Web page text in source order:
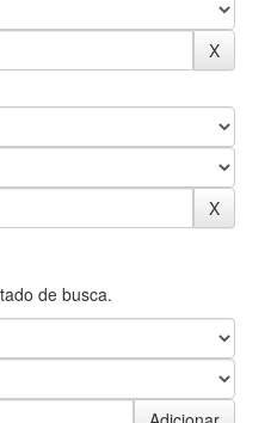
de busca.